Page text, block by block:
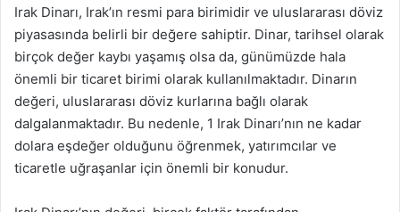
Irak Dinarı, Irak’ın resmi para birimidir ve uluslararası döviz
piyasasında belirli bir değere sahiptir. Dinar, tarihsel olarak
birçok değer kaybı yaşamış olsa da, günümüzde hala
önemli bir ticaret birimi olarak kullanılmaktadır. Dinarın
değeri, uluslararası döviz kurlarına bağlı olarak
dalgalanmaktadır. Bu nedenle, 1 Irak Dinarı’nın ne kadar
dolara eşdeğer olduğunu öğrenmek, yatırımcılar ve
ticaretle uğraşanlar için önemli bir konudur.